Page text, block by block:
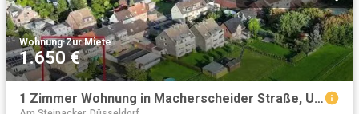
Wohnung·Zur Miete
1.650 €
1 Zimmer Wohnung in Macherscheider Straße, Uedesheim